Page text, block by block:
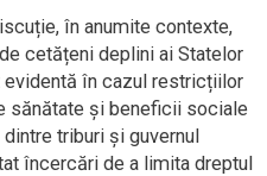
în anumite contexte,
cetățeni deplini ai Statelor
în cazul restricțiilor
sănătate și beneficii sociale
triburi și guvernul
încercări de a limita dreptul